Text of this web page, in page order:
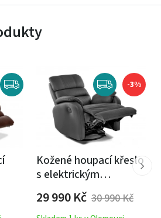
-3%
Kožené houpací křeslo
s elektrickým
polohováním
ELEGANT 1
29 990Kč 30 990Kč